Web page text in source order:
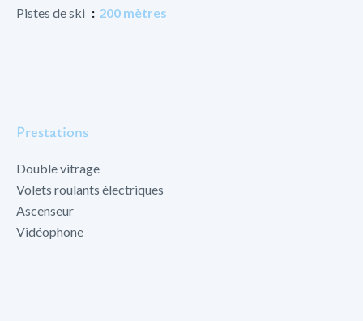
Pistes de ski
200 mètres
Prestations
Double vitrage
Volets roulants électriques
Ascenseur
Vidéophone